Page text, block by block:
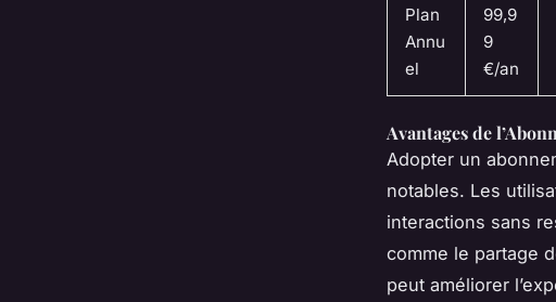
Plan
Annu
el
99,9
9
€/an
Avantages de
Adopter un
notables. Les
interactions sans
comme le partage
peut améliorer